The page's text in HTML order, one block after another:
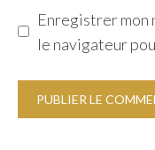
Enregistrer mon
le navigateur